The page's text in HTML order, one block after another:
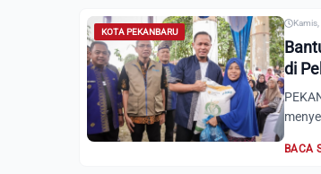
KOTA PEKANBARU
di
BACA